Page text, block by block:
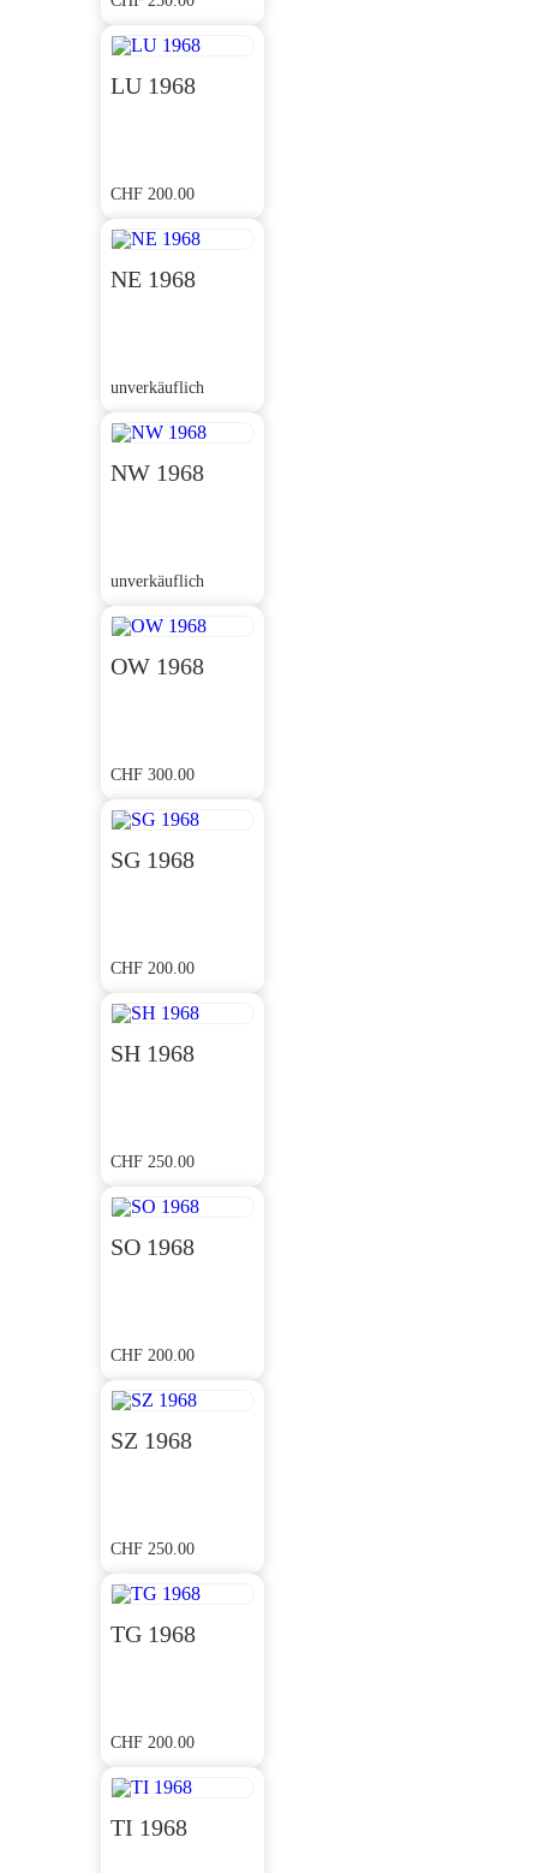
LU 1968
CHF 200.00
NE 1968
unverkäuflich
NW 1968
unverkäuflich
OW 1968
CHF 300.00
SG 1968
CHF 200.00
SH 1968
CHF 250.00
SO 1968
CHF 200.00
SZ 1968
CHF 250.00
TG 1968
CHF 200.00
TI 1968